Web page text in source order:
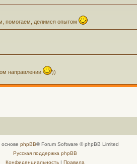
помогаем, делимся опытом
направлении
))
phpBB® Forum Software © phpBB Limited
Русская поддержка phpBB
Конфиденциальность| Правила